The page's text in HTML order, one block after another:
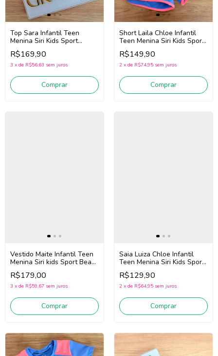
Top Sara Infantil Teen
Menina Siri Kids Sport
Dança 44763 (Rosa)
R$169,90
3 x de R$56,63 sem juros
Comprar
Short Laila Chloe Infantil
Teen Menina Siri Kids Sport
Dança 44765 (Azul)
R$149,90
2 x de R$74,95 sem juros
Comprar
Vestido Maite Infantil Teen
Menina Siri kids Sport Beach
Tennis 44769 (Rosa)
R$179,00
3 x de R$59,67 sem juros
Comprar
Saia Luiza Chloe Infantil
Teen Menina Siri Kids Sport
Dança 44699 (Azul)
R$129,90
2 x de R$64,95 sem juros
Comprar